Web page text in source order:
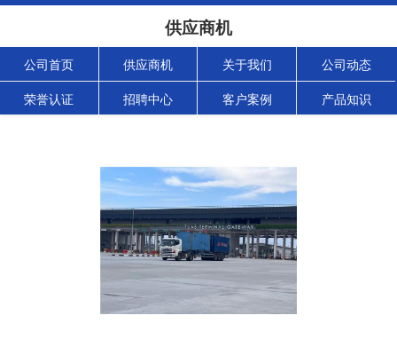
供应商机
公司首页 供应商机 关于我们 公司动态
荣誉认证 招聘中心 客户案例 产品知识